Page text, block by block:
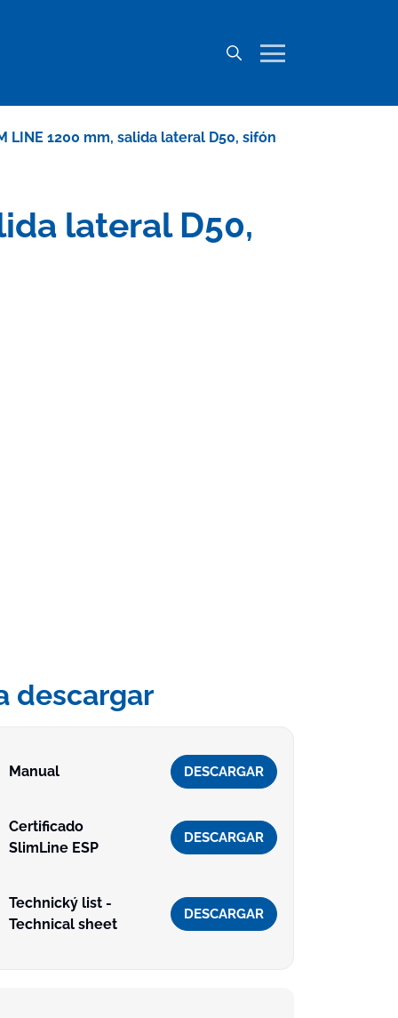
LINE 1200 mm, salida lateral D50, sifón
lateral D50,
descargar
Manual DESCARGAR
Certificado
SlimLine ESP
DESCARGAR
Technický list -
Technical sheet
DESCARGAR